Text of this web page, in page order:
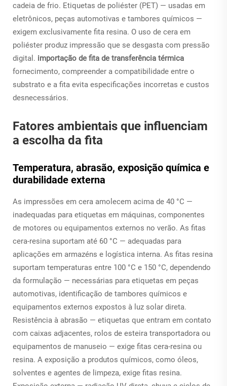
cadeia de frio. Etiquetas de poliéster (PET) — usadas em
eletrônicos, peças automotivas e tambores químicos —
exigem exclusivamente fita resina. O uso de cera em
poliéster produz impressão que se desgasta com pressão
digital. importação de fita de transferência térmica
fornecimento, compreender a compatibilidade entre o
substrato e a fita evita especificações incorretas e custos
desnecessários.
Fatores ambientais que influenciam
a escolha da fita
Temperatura, abrasão, exposição química e
durabilidade externa
As impressões em cera amolecem acima de 40 °C —
inadequadas para etiquetas em máquinas, componentes
de motores ou equipamentos externos no verão. As fitas
cera-resina suportam até 60 °C — adequadas para
aplicações em armazéns e logística interna. As fitas resina
suportam temperaturas entre 100 °C e 150 °C, dependendo
da formulação — necessárias para etiquetas em peças
automotivas, identificação de tambores químicos e
equipamentos externos expostos à luz solar direta.
Resistência à abrasão — etiquetas que entram em contato
com caixas adjacentes, rolos de esteira transportadora ou
equipamentos de manuseio — exige fitas cera-resina ou
resina. A exposição a produtos químicos, como óleos,
solventes e agentes de limpeza, exige fitas resina.